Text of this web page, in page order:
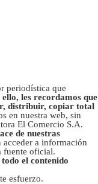
periodística que
les recordamos que
distribuir, copiar total
en nuestra web, sin
El Comercio S.A.
de nuestras
acceder a información
fuente oficial.
el contenido
esfuerzo.